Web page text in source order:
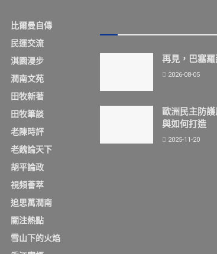
比爾曼自傳
民運交流
淇園漫步
潤南文苑
田牧新著
田牧筆談
老陳時評
老魏論天下
胡平論政
視頻薈萃
追思萬潤南
關注熱點
雪山下的火焰
再見，巴塞羅
2026-08-05
歐洲民主防
與如何打造
2025-11-20